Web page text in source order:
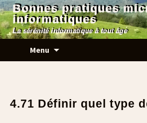
Bonnes pratiques
informatiques
La sérénité informatique à tout âge
Menu
4.71 Définir quel type